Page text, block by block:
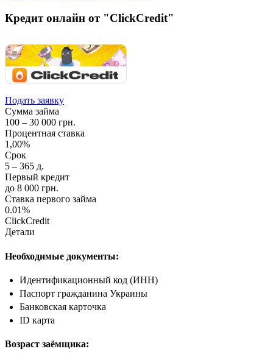
Кредит онлайн от "ClickCredit"
Подать заявку
Сумма займа
100 – 30 000 грн.
Процентная ставка
1,00%
Срок
5 – 365 д.
Первый кредит
до 8 000 грн.
Ставка первого займа
0.01%
ClickCredit
Детали
Необходимые документы:
Идентификационный код (ИНН)
Паспорт гражданина Украины
Банковская карточка
ID карта
Возраст заёмщика: